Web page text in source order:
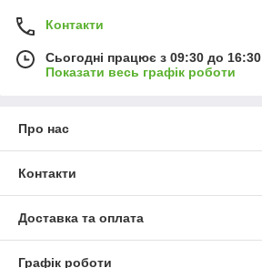
Контакти
Сьогодні працює з 09:30 до 16:30
Показати весь графік роботи
Про нас
Контакти
Доставка та оплата
Графік роботи